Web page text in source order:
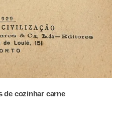
de cozinhar carne